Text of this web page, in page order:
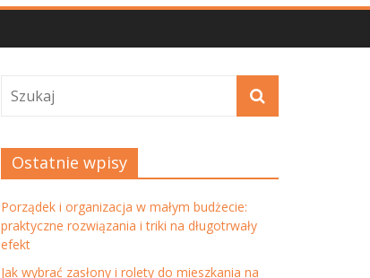
Ostatnie wpisy
Porządek i organizacja w małym budżecie:
praktyczne rozwiązania i triki na długotrwały
efekt
Jak wybrać zasłony i rolety do mieszkania na